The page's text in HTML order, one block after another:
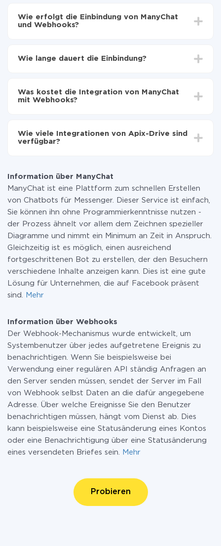
Wie erfolgt die Einbindung von ManyChat
und Webhooks?
Webhooks zu übertragen
auf Webhooks übertragen
Wie lange dauert die Einbindung?
Im Durchschnitt dauert es 10-15 Minuten.
Was kostet die Integration von ManyChat
mit Webhooks?
zahlen nur für die Datenmenge, die über unseren
Service von einem System auf ein anderes übertragen
Weitere Informationen zuTarifen
Wie viele Integrationen von Apix-Drive sind
verfügbar?
Information über ManyChat
ManyChat ist eine Plattform zum schnellen Erstellen
von Chatbots für Messenger. Dieser Service ist einfach,
Sie können ihn ohne Programmierkenntnisse nutzen -
der Prozess ähnelt vor allem dem Zeichnen spezieller
Diagramme und nimmt ein Minimum an Zeit in Anspruch.
Gleichzeitig ist es möglich, einen ausreichend
fortgeschrittenen Bot zu erstellen, der den Besuchern
verschiedene Inhalte anzeigen kann. Dies ist eine gute
Lösung für Unternehmen, die auf Facebook präsent
sind.
Mehr
Information über Webhooks
Der Webhook-Mechanismus wurde entwickelt, um
Systembenutzer über jedes aufgetretene Ereignis zu
benachrichtigen. Wenn Sie beispielsweise bei
Verwendung einer regulären API ständig Anfragen an
den Server senden müssen, sendet der Server im Fall
von Webhook selbst Daten an die dafür angegebene
Adresse. Über welche Ereignisse Sie den Benutzer
benachrichtigen müssen, hängt vom Dienst ab. Dies
kann beispielsweise eine Statusänderung eines Kontos
oder eine Benachrichtigung über eine Statusänderung
eines versendeten Briefes sein.
Mehr
Probieren